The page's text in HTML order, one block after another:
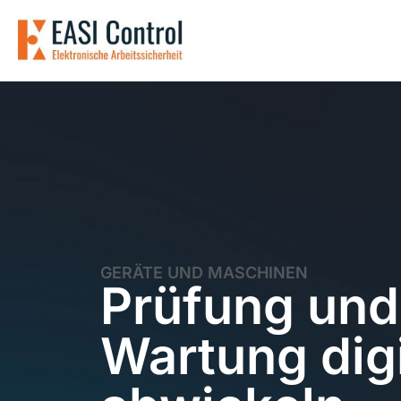
GERÄTE UND MASCHINEN
Prüfung und
Wartung